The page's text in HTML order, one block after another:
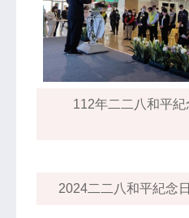
112年二二八和平
2024二二八和平紀念